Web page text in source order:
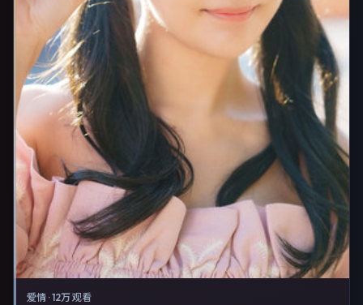
爱情 ·12万 观看